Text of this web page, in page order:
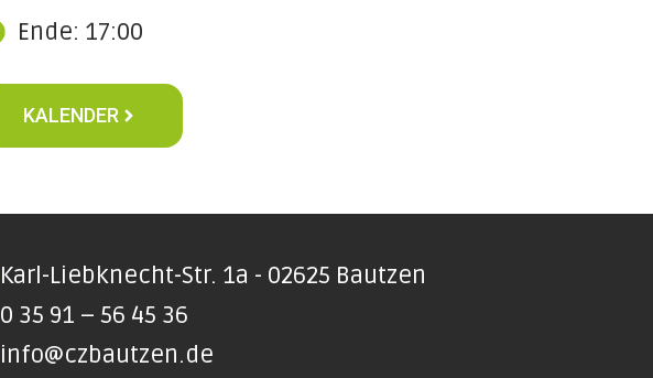
Ende: 17:00
KALENDER
Karl-Liebknecht-Str. 1a - 02625 Bautzen
0 35 91 – 56 45 36
info@czbautzen.de